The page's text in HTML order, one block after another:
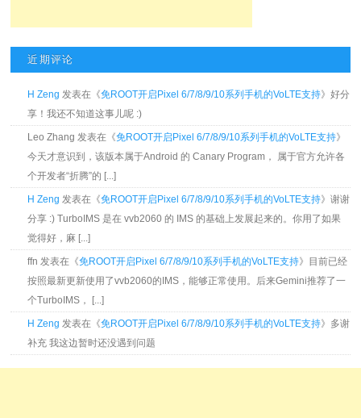
近期评论
H Zeng 发表在《免ROOT开启Pixel 6/7/8/9/10系列手机的VoLTE支持》好分
享！我还不知道这事儿呢 :)
Leo Zhang 发表在《免ROOT开启Pixel 6/7/8/9/10系列手机的VoLTE支持》
今天才意识到，该版本属于Android 的 Canary Program， 属于官方允许各
个开发者“折腾”的 [...]
H Zeng 发表在《免ROOT开启Pixel 6/7/8/9/10系列手机的VoLTE支持》谢谢
分享 :) TurboIMS 是在 vvb2060 的 IMS 的基础上发展起来的。你用了如果
觉得好，麻 [...]
ffn 发表在《免ROOT开启Pixel 6/7/8/9/10系列手机的VoLTE支持》目前已经
按照最新更新使用了vvb2060的IMS，能够正常使用。后来Gemini推荐了一
个TurboIMS， [...]
H Zeng 发表在《免ROOT开启Pixel 6/7/8/9/10系列手机的VoLTE支持》多谢
补充 我这边暂时还没遇到问题